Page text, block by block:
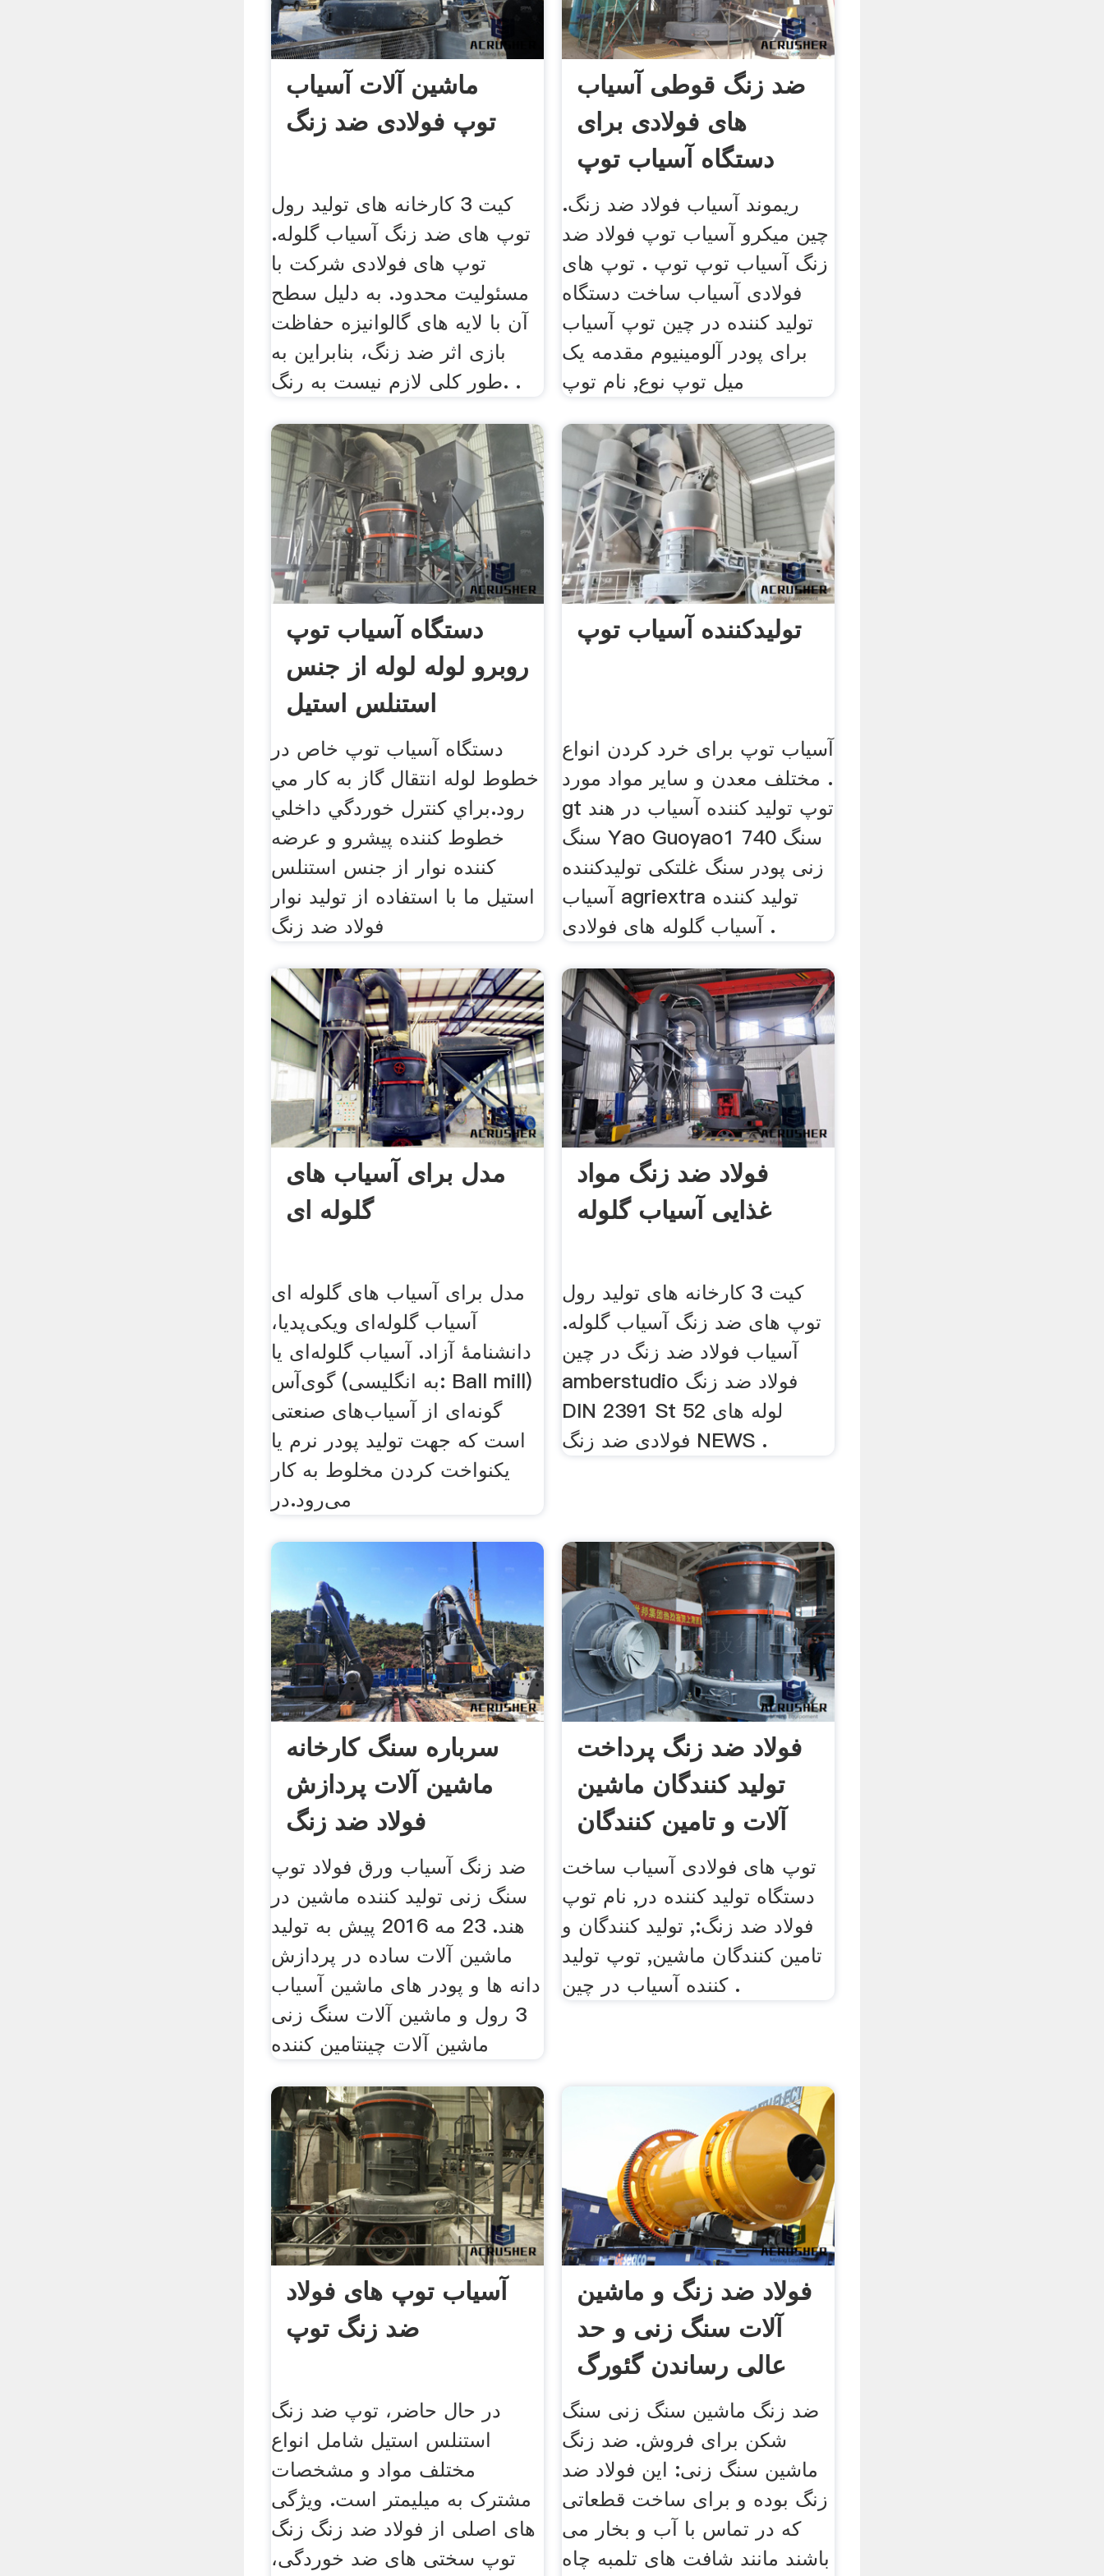
ماشین آلات آسیاب
توپ فولادی ضد زنگ
کیت 3 کارخانه های تولید رول
توپ های ضد زنگ آسیاب گلوله.
توپ های فولادی شرکت با
مسئولیت محدود. به دلیل سطح
آن با لایه های گالوانیزه حفاظت
بازی اثر ضد زنگ، بنابراین به
طور کلی لازم نیست به رنگ. .
ضد زنگ قوطی آسیاب
های فولادی برای
دستگاه آسیاب توپ
ریموند آسیاب فولاد ضد زنگ.
چین میکرو آسیاب توپ فولاد ضد
زنگ آسیاب توپ توپ . توپ های
فولادی آسیاب ساخت دستگاه
تولید کننده در چین توپ آسیاب
برای پودر آلومینیوم مقدمه یک
میل توپ نوع, نام توپ
دستگاه آسیاب توپ
روبرو لوله لوله از جنس
استنلس استیل
دستگاه آسیاب توپ خاص در
خطوط لوله انتقال گاز به كار مي
رود.براي كنترل خوردگي داخلي
خطوط کننده پیشرو و عرضه
کننده نوار از جنس استنلس
استیل ما با استفاده از تولید نوار
فولاد ضد زنگ
تولیدکننده آسیاب توپ
آسیاب توپ برای خرد کردن انواع
مختلف معدن و سایر مواد مورد .
gt توپ تولید کننده آسیاب در هند
سنگ Yao Guoyao1 740 سنگ
زنی پودر سنگ غلتکی تولیدکننده
آسیاب agriextra تولید کننده
آسیاب گلوله های فولادی .
مدل برای آسیاب های
گلوله ای
مدل برای آسیاب های گلوله ای
آسیاب گلوله‌ای ویکی‌پدیا،
دانشنامهٔ آزاد. آسیاب گلوله‌ای یا
گوی‌آس (به انگلیسی: Ball mill)
گونه‌ای از آسیاب‌های صنعتی
است که جهت تولید پودر نرم یا
یکنواخت کردن مخلوط به کار
می‌رود.در
فولاد ضد زنگ مواد
غذایی آسیاب گلوله
کیت 3 کارخانه های تولید رول
توپ های ضد زنگ آسیاب گلوله.
آسیاب فولاد ضد زنگ در چین
amberstudio فولاد ضد زنگ
DIN 2391 St 52 لوله های
فولادی ضد زنگ NEWS .
سرباره سنگ کارخانه
ماشین آلات پردازش
فولاد ضد زنگ
ضد زنگ آسیاب ورق فولاد توپ
سنگ زنی تولید کننده ماشین در
هند. 23 مه 2016 پیش به تولید
ماشین آلات ساده در پردازش
دانه ها و پودر های ماشین آسیاب
3 رول و ماشین آلات سنگ زنی
ماشین آلات چینتامین کننده
فولاد ضد زنگ پرداخت
تولید کنندگان ماشین
آلات و تامین کنندگان
توپ های فولادی آسیاب ساخت
دستگاه تولید کننده در, نام توپ
فولاد ضد زنگ:, تولید کنندگان و
تامین کنندگان ماشین, توپ تولید
کننده آسیاب در چین .
آسیاب توپ های فولاد
ضد زنگ توپ
در حال حاضر، توپ ضد زنگ
استنلس استیل شامل انواع
مختلف مواد و مشخصات
مشترک به میلیمتر است. ویژگی
های اصلی از فولاد ضد زنگ زنگ
توپ سختی های ضد خوردگی،
فولاد ضد زنگ و ماشین
آلات سنگ زنی و حد
عالی رساندن گئورگ
ضد زنگ ماشین سنگ زنی سنگ
شکن برای فروش. ضد زنگ
ماشین سنگ زنی: این فولاد ضد
زنگ بوده و برای ساخت قطعاتی
که در تماس با آب و بخار می
باشند مانند شافت های تلمبه چاه